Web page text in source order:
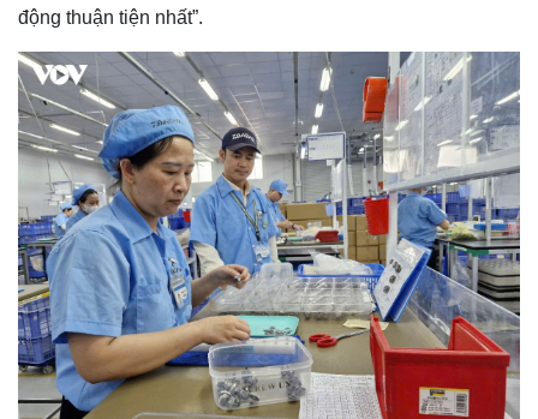
Thế giới
Quan sát
Cuộc sống đó đây
Hồ sơ
Multimedia
Video
Ảnh
E-Magazine
Infographic
động thuận tiện nhất”.